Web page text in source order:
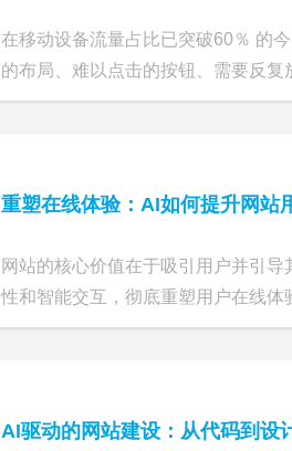
在移动设备流量占比已突破60％ 的
的布局、难以点击的按钮、需要反复
重塑在线体验：AI如何提升网站
网站的核心价值在于吸引用户并引
性和智能交互，彻底重塑用户在线体
AI驱动的网站建设：从代码到设